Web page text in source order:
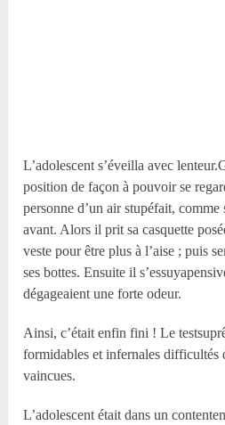
L’adolescent s’éveilla avec
position de façon à pouvoir se
personne d’un air stupéfait, comme
avant. Alors il prit sa casquette
veste pour être plus à l’aise ; puis
ses bottes. Ensuite il
dégageaient une forte odeur.
Ainsi, c’était enfin fini ! Le
formidables et infernales difficultés
vaincues.
L’adolescent était dans un